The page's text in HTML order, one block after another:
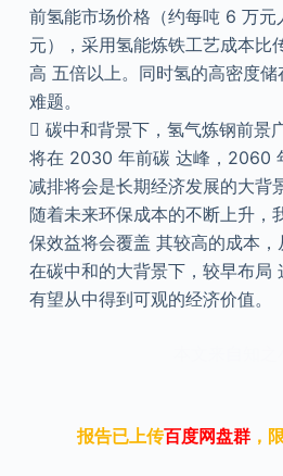
前氢能市场价格（约每吨 6 万
元），采用氢能炼铁工艺成本比
高 五倍以上。同时氢的高密度
难题。
 碳中和背景下，氢气炼钢前景
将在 2030 年前碳 达峰，2060
减排将会是长期经济发展的大背景
随着未来环保成本的不断上升，
保效益将会覆盖 其较高的成本，
在碳中和的大背景下，较早布局
有望从中得到可观的经济价值。
报告已上传百度网盘群，